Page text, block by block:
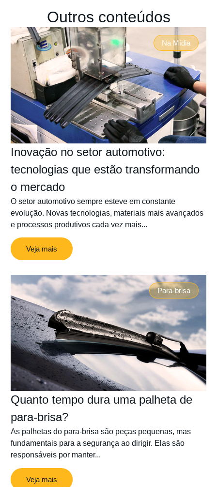
Outros conteúdos
Na Mídia
Inovação no setor automotivo:
tecnologias que estão transformando
o mercado
O setor automotivo sempre esteve em constante
evolução. Novas tecnologias, materiais mais avançados
e processos produtivos cada vez mais...
Veja mais
Para-brisa
Quanto tempo dura uma palheta de
para-brisa?
As palhetas do para-brisa são peças pequenas, mas
fundamentais para a segurança ao dirigir. Elas são
responsáveis por manter...
Veja mais